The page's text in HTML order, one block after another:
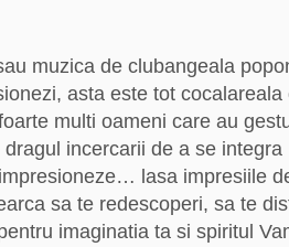
muzica de clubangeala
asta este tot
multi oameni care au
incercarii de a se
lasa impresiile
sa te redescoperi, sa te
imaginatia ta si spiritul